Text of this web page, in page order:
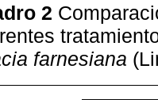
2
farnesiana